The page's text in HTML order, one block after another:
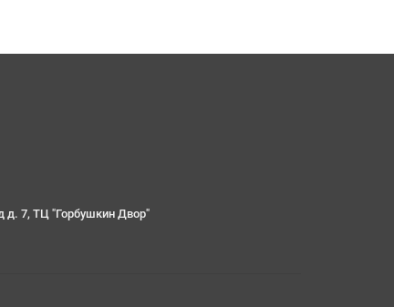
д. 7, ТЦ "Горбушкин Двор"